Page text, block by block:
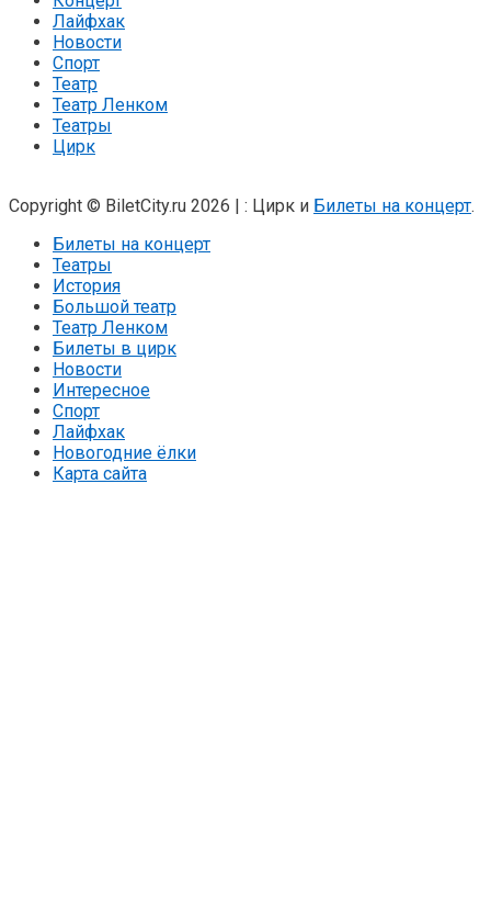
Лайфхак
Новости
Спорт
Театр
Театр Ленком
Театры
Цирк
Copyright © BiletCity.ru 2026 | : Цирк и Билеты на концерт.
Билеты на концерт
Театры
История
Большой театр
Театр Ленком
Билеты в цирк
Новости
Интересное
Спорт
Лайфхак
Новогодние ёлки
Карта сайта